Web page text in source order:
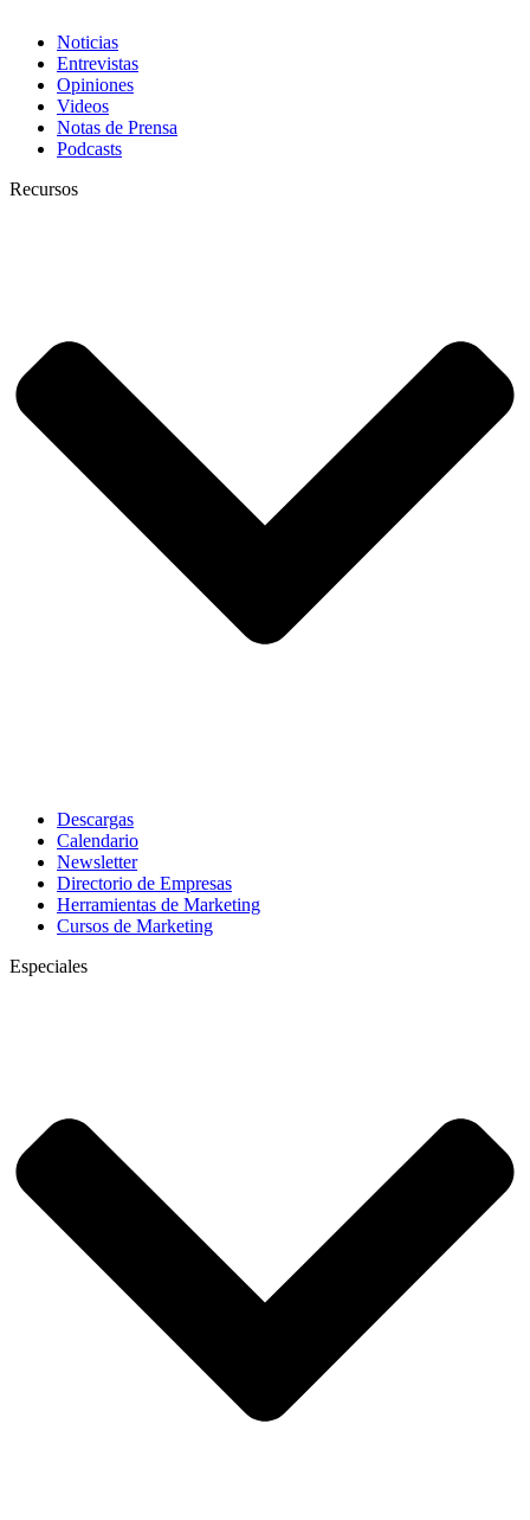
Noticias
Entrevistas
Opiniones
Videos
Notas de Prensa
Podcasts
Recursos
Descargas
Calendario
Newsletter
Directorio de Empresas
Herramientas de Marketing
Cursos de Marketing
Especiales